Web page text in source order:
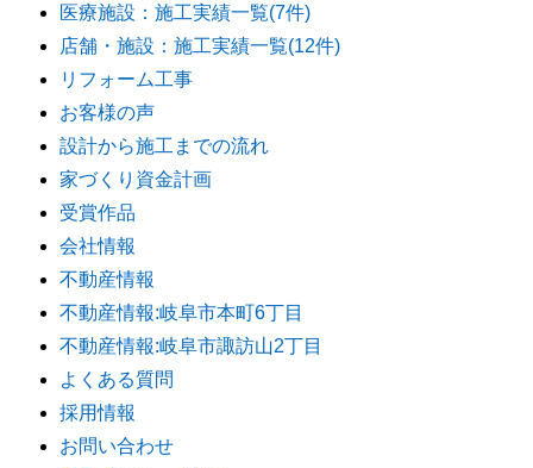
医療施設：施工実績一覧(7件)
店舗・施設：施工実績一覧(12件)
リフォーム工事
お客様の声
設計から施工までの流れ
家づくり資金計画
受賞作品
会社情報
不動産情報
不動産情報:岐阜市本町6丁目
不動産情報:岐阜市諏訪山2丁目
よくある質問
採用情報
お問い合わせ